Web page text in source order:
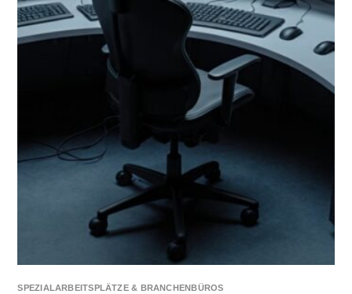
SPEZIALARBEITSPLÄTZE & BRANCHENBÜROS